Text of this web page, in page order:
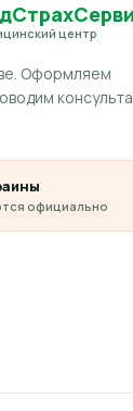
центр
Оформляем
официально